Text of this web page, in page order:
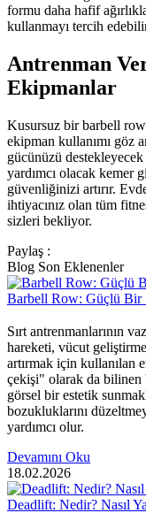
formu daha hafif
kullanmayı tercih
Antrenman
Ekipmanlar
Kusursuz bir barbell row
ekipman kullanımı göz
gücünüzü
yardımcı olacak kemer
güvenliğinizi artırır.
ihtiyacınız olan tüm
sizleri bekliyor.
Paylaş :
Blog Son Eklenenler
Barbell Row: Güçlü Bir
Sırt antrenmanlarının
hareketi, vücut geliştirme
artırmak için kullanılan
çekişi" olarak da bilinen
görsel bir estetik
bozukluklarını
yardımcı olur.
Devamını Oku
18.02.2026
Deadlift: Nedir? Nasıl